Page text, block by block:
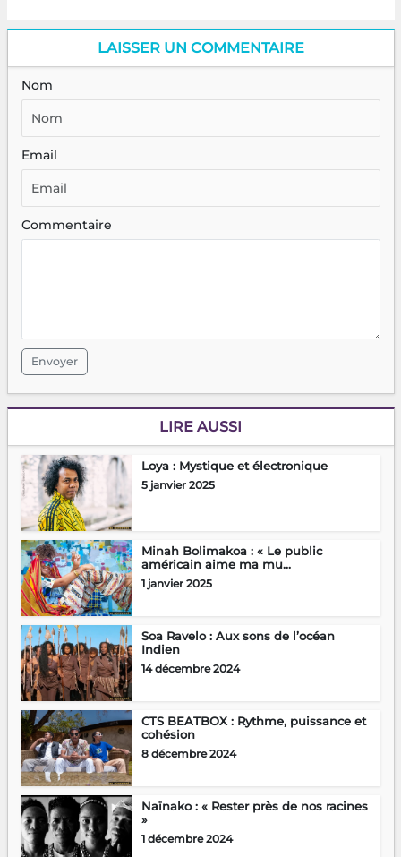
LAISSER UN COMMENTAIRE
Nom
Email
Commentaire
Envoyer
LIRE AUSSI
Loya : Mystique et électronique
5 janvier 2025
Minah Bolimakoa : « Le public
américain aime ma mu...
1 janvier 2025
Soa Ravelo : Aux sons de l’océan
Indien
14 décembre 2024
CTS BEATBOX : Rythme, puissance et
cohésion
8 décembre 2024
Naïnako : « Rester près de nos racines
»
1 décembre 2024